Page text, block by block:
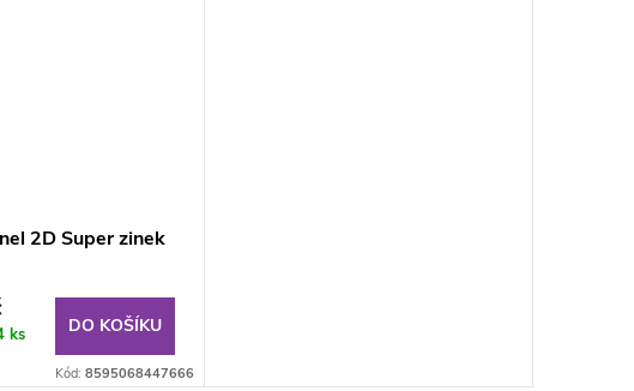
2D Super zinek
ks DO KOŠÍKU
Kód: 8595068447666